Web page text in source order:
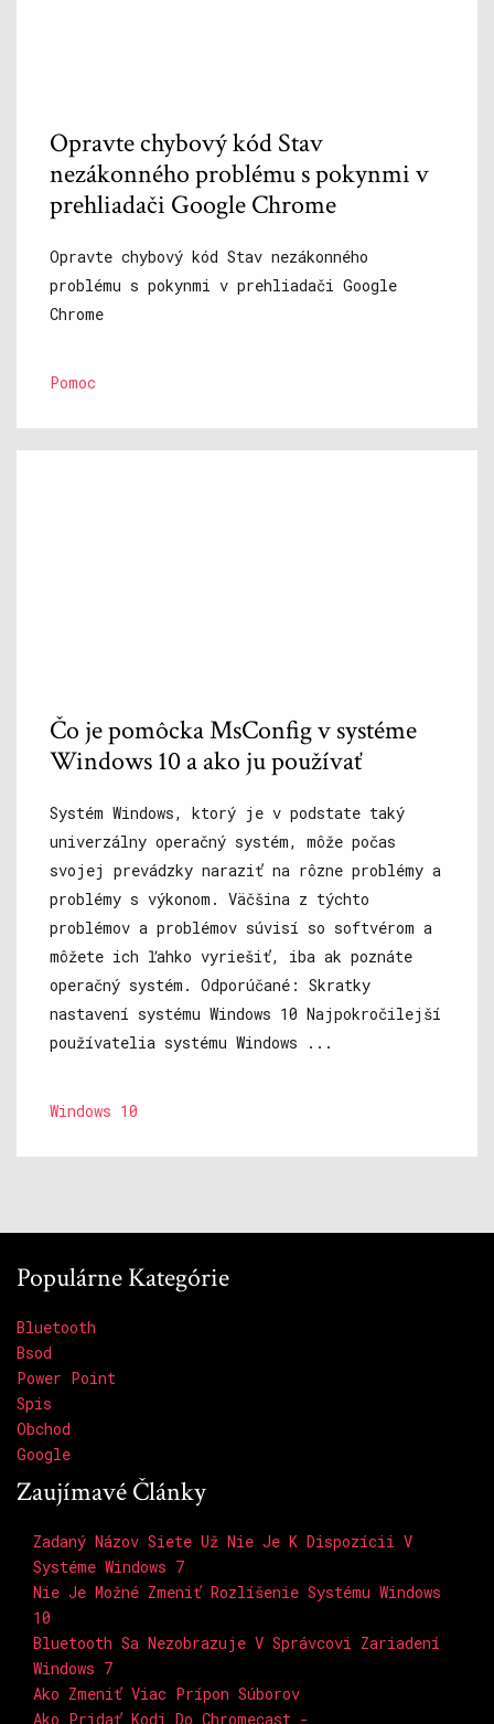
Opravte chybový kód Stav
nezákonného problému s pokynmi v
prehliadači Google Chrome
Opravte chybový kód Stav nezákonného
problému s pokynmi v prehliadači Google
Chrome
Pomoc
Čo je pomôcka MsConfig v systéme
Windows 10 a ako ju používať
Systém Windows, ktorý je v podstate taký
univerzálny operačný systém, môže počas
svojej prevádzky naraziť na rôzne problémy a
problémy s výkonom. Väčšina z týchto
problémov a problémov súvisí so softvérom a
môžete ich ľahko vyriešiť, iba ak poznáte
operačný systém. Odporúčané: Skratky
nastavení systému Windows 10 Najpokročilejší
používatelia systému Windows ...
Windows 10
Populárne Kategórie
Bluetooth
Bsod
Power Point
Spis
Obchod
Google
Zaujímavé Články
Zadaný Názov Siete Už Nie Je K Dispozícii V
Systéme Windows 7
Nie Je Možné Zmeniť Rozlíšenie Systému Windows
10
Bluetooth Sa Nezobrazuje V Správcovi Zariadení
Windows 7
Ako Zmeniť Viac Prípon Súborov
Ako Pridať Kodi Do Chromecast -